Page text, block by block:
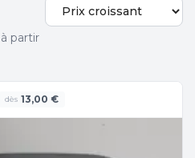
partir
dès 13,00 €